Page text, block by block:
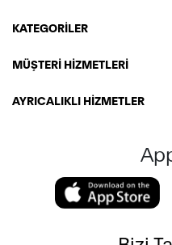
KATEGORİLER
MÜŞTERİ HİZMETLERİ
AYRICALIKLI HİZMETLER